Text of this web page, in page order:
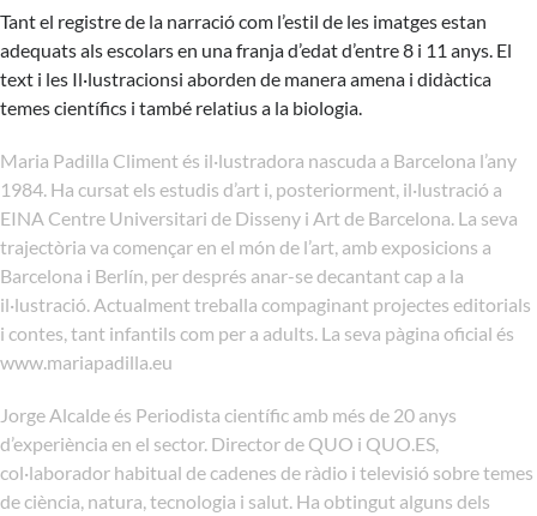
Tant el registre de la narració com l’estil de les imatges estan
adequats als escolars en una franja d’edat d’entre 8 i 11 anys. El
text i les Il·lustracionsi aborden de manera amena i didàctica
temes científics i també relatius a la biologia.
Maria Padilla Climent és il·lustradora nascuda a Barcelona l’any
1984. Ha cursat els estudis d’art i, posteriorment, il·lustració a
EINA Centre Universitari de Disseny i Art de Barcelona. La seva
trajectòria va començar en el món de l’art, amb exposicions a
Barcelona i Berlín, per després anar-se decantant cap a la
il·lustració. Actualment treballa compaginant projectes editorials
i contes, tant infantils com per a adults. La seva pàgina oficial és
www.mariapadilla.eu
Jorge Alcalde és Periodista científic amb més de 20 anys
d’experiència en el sector. Director de QUO i QUO.ES,
col·laborador habitual de cadenes de ràdio i televisió sobre temes
de ciència, natura, tecnologia i salut. Ha obtingut alguns dels